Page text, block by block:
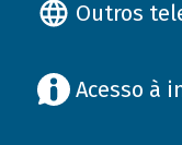
Outros
Acesso à